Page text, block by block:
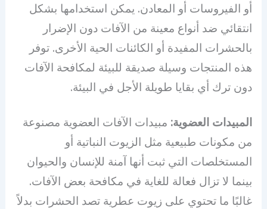
أو الفيروسات أو المعادن. يمكن استخدامها بشكل
انتقائي ضد أنواع معينة من الآفات دون الإضرار
بالحشرات المفيدة أو الكائنات الحية الأخرى. توفر
هذه المنتجات وسيلة صديقة للبيئة لمكافحة الآفات
دون ترك أي بقايا طويلة الأجل في البيئة.
المبيدات العضوية: مبيدات الآفات العضوية مصنوعة
من مكونات طبيعية مثل الزيوت النباتية أو
المستخلصات التي ثبت أنها آمنة للإنسان والحيوان
بينما لا تزال فعالة للغاية في مكافحة بعض الآفات.
غالبًا ما تحتوي على زيوت عطرية تصد الحشرات بدلاً